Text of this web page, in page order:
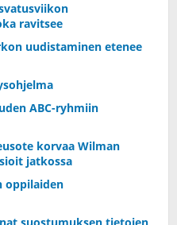
ravitsee
uudistaminen etenee
ABC-ryhmiin
korvaa Wilman
jatkossa
oppilaiden